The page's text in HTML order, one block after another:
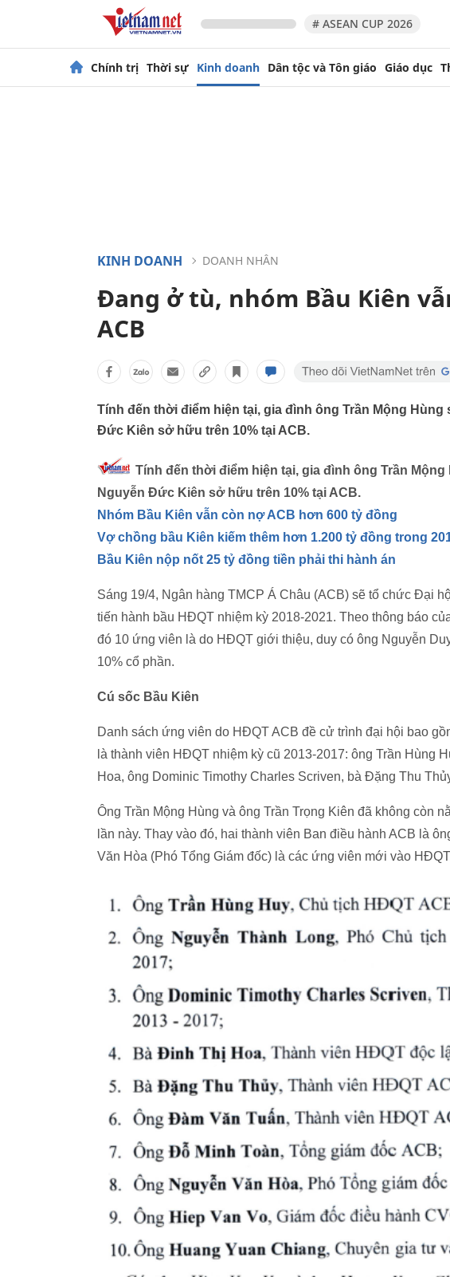
# ASEAN CUP 2026
Chính trị Thời sự Kinh doanh Dân tộc và Tôn giáo Giáo dục
KINH DOANH DOANH NHÂN
Đang ở tù, nhóm Bầu Kiên
ACB
Tính đến thời điểm hiện tại, gia đình ông Trần Mộng
Đức Kiên sở hữu trên 10% tại ACB.
Tính đến thời điểm hiện tại, gia đình ông Trần
Nguyễn Đức Kiên sở hữu trên 10% tại ACB.
Nhóm Bầu Kiên vẫn còn nợ ACB hơn 600 tỷ đồng
Vợ chồng bầu Kiên kiếm thêm hơn 1.200 tỷ đồng trong
Bầu Kiên nộp nốt 25 tỷ đồng tiền phải thi hành án
Sáng 19/4, Ngân hàng TMCP Á Châu (ACB) sẽ tổ chức Đại
tiến hành bầu HĐQT nhiệm kỳ 2018-2021. Theo thông báo
đó 10 ứng viên là do HĐQT giới thiệu, duy có ông Nguyễn
10% cổ phần.
Cú sốc Bầu Kiên
Danh sách ứng viên do HĐQT ACB đề cử trình đại hội bao
là thành viên HĐQT nhiệm kỳ cũ 2013-2017: ông Trần Hùng
Hoa, ông Dominic Timothy Charles Scriven, bà Đặng Thu
Ông Trần Mộng Hùng và ông Trần Trọng Kiên đã không còn
lần này. Thay vào đó, hai thành viên Ban điều hành ACB là
Văn Hòa (Phó Tổng Giám đốc) là các ứng viên mới vào